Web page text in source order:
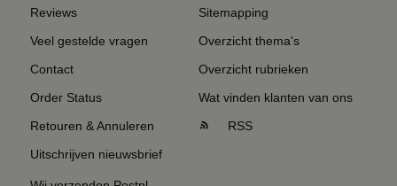
Reviews
Veel gestelde vragen
Contact
Order Status
Retouren & Annuleren
Uitschrijven nieuwsbrief
Sitemapping
Overzicht thema's
Overzicht rubrieken
Wat vinden klanten van ons
RSS